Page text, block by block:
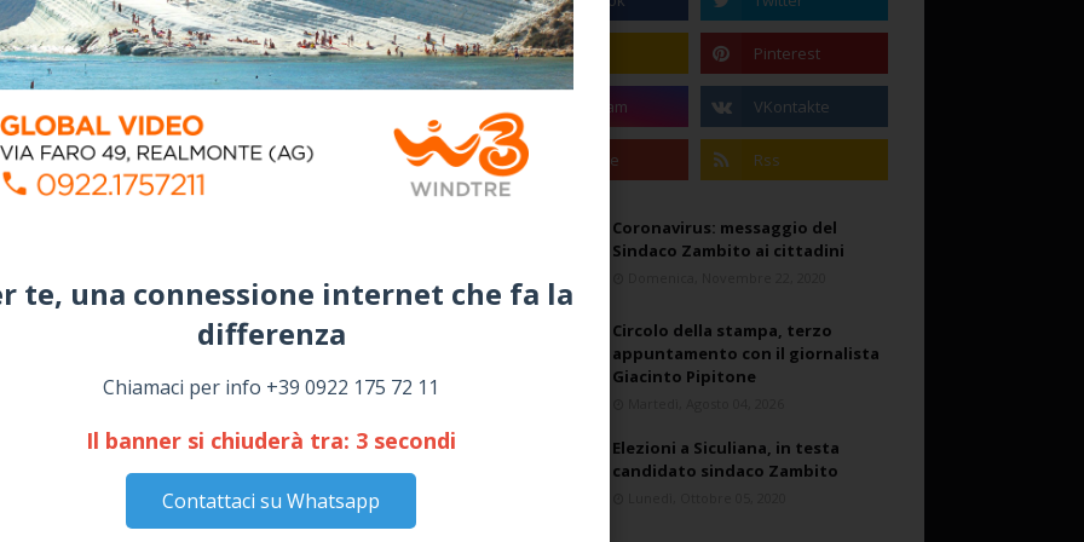
te, una connessione internet che fa la
differenza​
Chiamaci per info +39 0922 175 72 11
Il banner si chiuderà tra: 2 secondi
Contattaci su Whatsapp
Coronavirus: messaggio del
Sindaco Zambito ai cittadini
Circolo della stampa, terzo
appuntamento con il giornalista
Giacinto Pipitone
Elezioni a Siculiana, in testa
candidato sindaco Zambito